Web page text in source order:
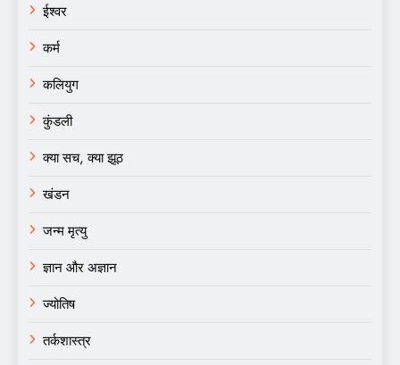
ईश्वर
कर्म
कलियुग
कुंडली
क्या सच, क्या झूठ
खंडन
जन्म मृत्यु
ज्ञान और अज्ञान
ज्योतिष
तर्कशास्त्र